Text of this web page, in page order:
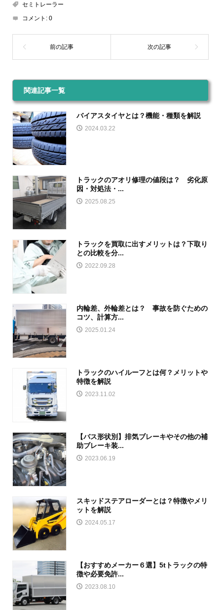
セミトレーラー
コメント: 0
関連記事一覧
バイアスタイヤとは？機能・種類を解説
2024.03.22
トラックのアオリ修理の値段は？ 劣化原
因・対処法・...
2025.08.25
トラックを買取に出すメリットは？下取り
との比較を分...
2022.09.28
内輪差、外輪差とは？ 事故を防ぐための
コツ、計算方...
2025.01.24
トラックのハイルーフとは何？メリットや
特徴を解説
2023.11.02
【バス形状別】排気ブレーキやその他の補
助ブレーキ装...
2023.06.19
スキッドステアローダーとは？特徴やメリ
ットを解説
2024.05.17
【おすすめメーカー６選】5tトラックの特
徴や必要免許...
2023.08.10